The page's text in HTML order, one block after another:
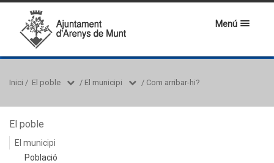
Menú
Inici / El poble / El municipi / Com arribar-hi?
El poble
El municipi
Població